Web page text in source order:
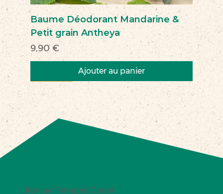
Baume Déodorant Mandarine &
Petit grain Antheya
Prix
9,90 €
Ajouter au panier
Nouveau
Nouveau
Nouveau
Nouveau
Nouveau
Nouveau
Nouveau
Nouveauté
Nouveau
Nouveau
Commerce équitable
Nouveau
5ter rue François Clouet